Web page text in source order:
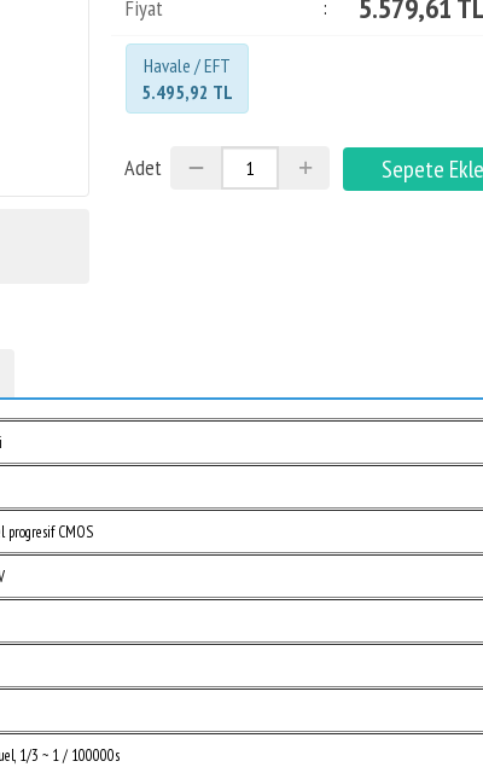
Fiyat : 5.579,61 TL
Havale / EFT
5.495,92 TL
Adet
progresif CMOS
1/3 ~ 1 / 100000s